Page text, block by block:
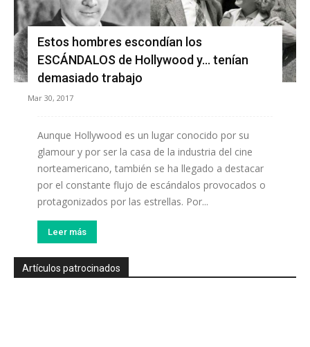
Estos hombres escondían los
ESCÁNDALOS de Hollywood y… tenían
demasiado trabajo
Mar 30, 2017
Aunque Hollywood es un lugar conocido por su
glamour y por ser la casa de la industria del cine
norteamericano, también se ha llegado a destacar
por el constante flujo de escándalos provocados o
protagonizados por las estrellas. Por...
Leer más
Artículos patrocinados